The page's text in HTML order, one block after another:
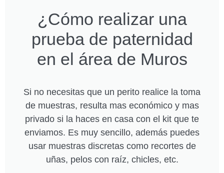
¿Cómo realizar una
prueba de paternidad
en el área de Muros
Si no necesitas que un perito realice la toma
de muestras, resulta mas económico y mas
privado si la haces en casa con el kit que te
enviamos. Es muy sencillo, además puedes
usar muestras discretas como recortes de
uñas, pelos con raíz, chicles, etc.